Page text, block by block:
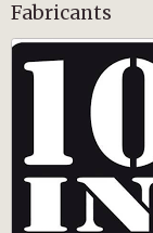
Fabricants